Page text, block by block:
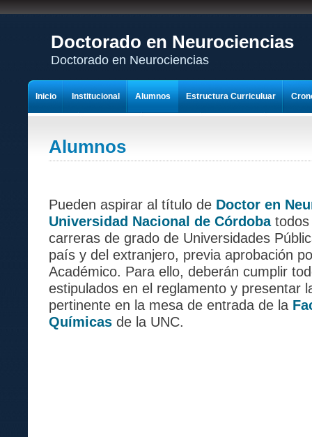
Doctorado en Neurociencias
Doctorado en Neurociencias
Alumnos
Pueden aspirar al título de Doctor en
Universidad Nacional de Córdobatodos
carreras de grado de Universidades
país y del extranjero, previa aprobación
Académico. Para ello, deberán cumplir
estipulados en el reglamento y presentar
pertinente en la mesa de entrada de la
Químicas de la UNC.
Inicio Institucional Alumnos Estructura Curriculuar